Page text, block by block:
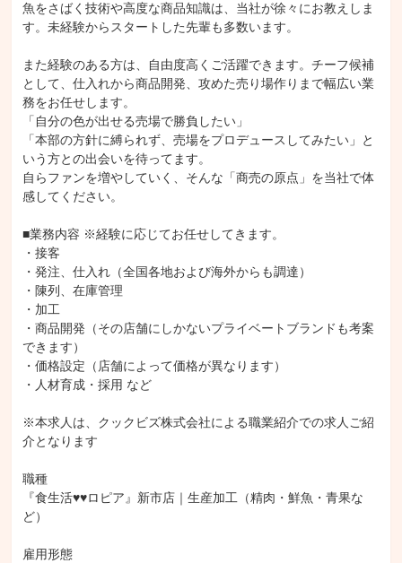
魚をさばく技術や高度な商品知識は、当社が徐々にお教えしま
す。未経験からスタートした先輩も多数います。
また経験のある方は、自由度高くご活躍できます。チーフ候補
として、仕入れから商品開発、攻めた売り場作りまで幅広い業
務をお任せします。
「自分の色が出せる売場で勝負したい」
「本部の方針に縛られず、売場をプロデュースしてみたい」と
いう方との出会いを待ってます。
自らファンを増やしていく、そんな「商売の原点」を当社で体
感してください。
■業務内容 ※経験に応じてお任せしてきます。
・接客
・発注、仕入れ（全国各地および海外からも調達）
・陳列、在庫管理
・加工
・商品開発（その店舗にしかないプライベートブランドも考案
できます）
・価格設定（店舗によって価格が異なります）
・人材育成・採用 など
※本求人は、クックビズ株式会社による職業紹介での求人ご紹
介となります
職種
『食生活♥♥ロピア』新市店｜生産加工（精肉・鮮魚・青果な
ど）
雇用形態